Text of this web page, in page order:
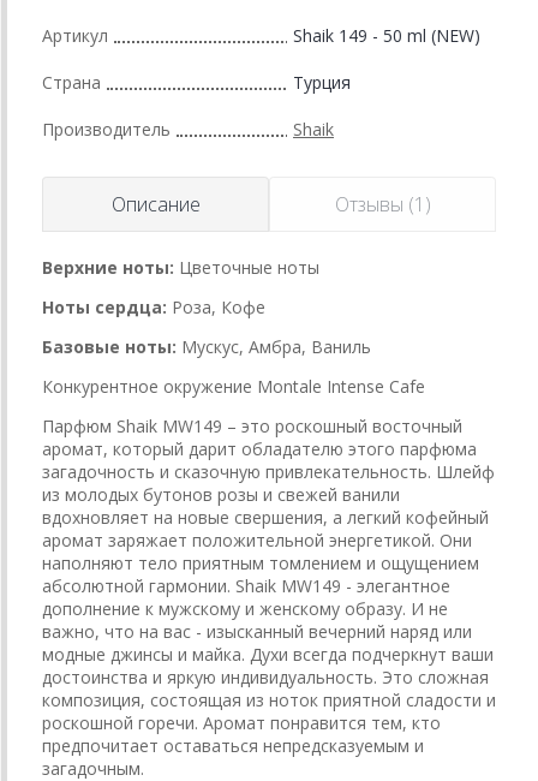
Артикул Shaik 149 - 50 ml (NEW)
Страна Турция
Производитель Shaik
Описание Отзывы (1)
Верхние ноты: Цветочные ноты
Ноты сердца: Роза, Кофе
Базовые ноты: Мускус, Амбра, Ваниль
Конкурентное окружение Montale Intense Cafe
Парфюм Shaik MW149 – это роскошный восточный
аромат, который дарит обладателю этого парфюма
загадочность и сказочную привлекательность. Шлейф
из молодых бутонов розы и свежей ванили
вдохновляет на новые свершения, а легкий кофейный
аромат заряжает положительной энергетикой. Они
наполняют тело приятным томлением и ощущением
абсолютной гармонии. Shaik MW149 - элегантное
дополнение к мужскому и женскому образу. И не
важно, что на вас - изысканный вечерний наряд или
модные джинсы и майка. Духи всегда подчеркнут ваши
достоинства и яркую индивидуальность. Это сложная
композиция, состоящая из ноток приятной сладости и
роскошной горечи. Аромат понравится тем, кто
предпочитает оставаться непредсказуемым и
загадочным.